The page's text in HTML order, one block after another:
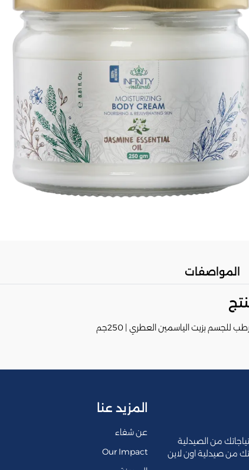
المواصفات
للجسم بزيت الياسمين العطري | 250جم
من الصيدلية
من صيدلية اون لاين
المزيد عنا
عن شفاء
Our Impact